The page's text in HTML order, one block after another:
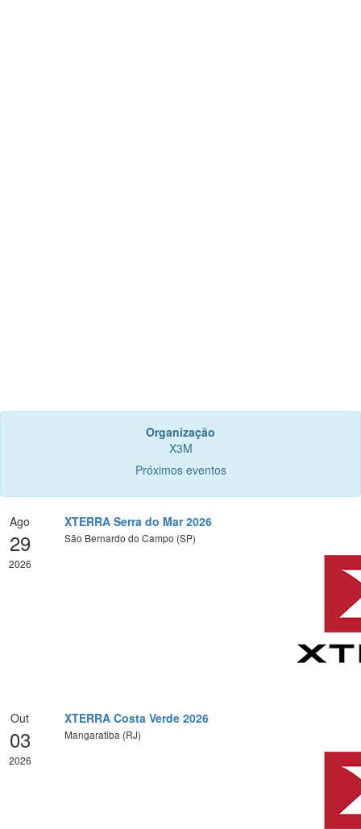
Organização
X3M
Próximos eventos
Ago
29
2026
XTERRA Serra do Mar 2026
São Bernardo do Campo (SP)
Out
03
2026
XTERRA Costa Verde 2026
Mangaratiba (RJ)